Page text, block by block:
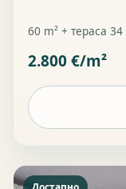
60 m² + тераса
2.800 €/m²